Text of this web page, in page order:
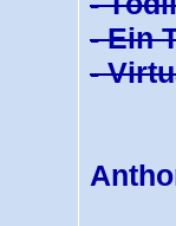
- Ein
-